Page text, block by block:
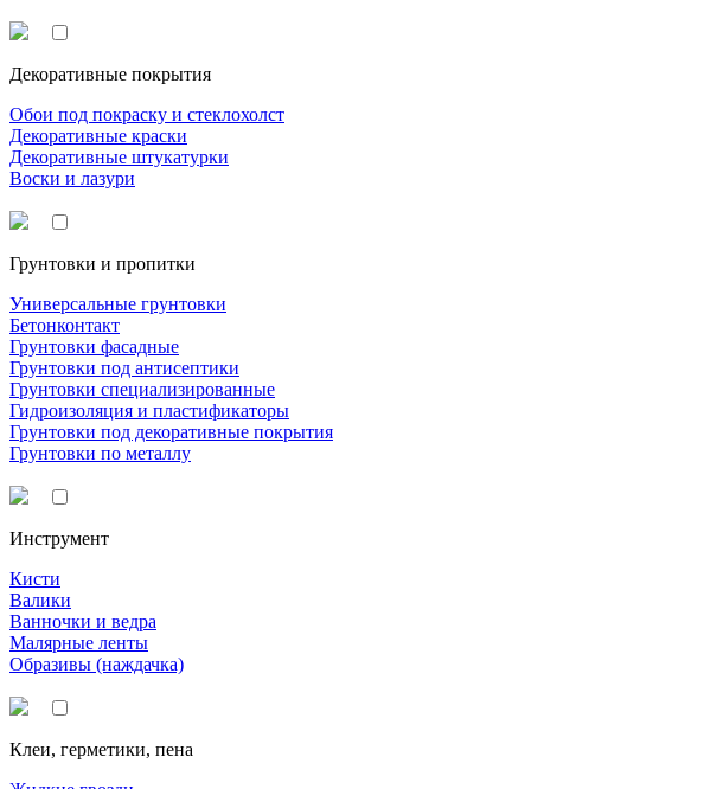
Декоративные покрытия
Обои под покраску и стеклохолст
Декоративные краски
Декоративные штукатурки
Воски и лазури
Грунтовки и пропитки
Универсальные грунтовки
Бетонконтакт
Грунтовки фасадные
Грунтовки под антисептики
Грунтовки специализированные
Гидроизоляция и пластификаторы
Грунтовки под декоративные покрытия
Грунтовки по металлу
Инструмент
Кисти
Валики
Ванночки и ведра
Малярные ленты
Образивы (наждачка)
Клеи, герметики, пена